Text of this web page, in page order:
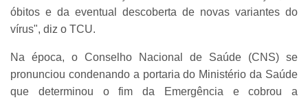
óbitos e da eventual descoberta de novas variantes do
vírus", diz o TCU.
Na época, o Conselho Nacional de Saúde (CNS) se
pronunciou condenando a portaria do Ministério da Saúde
que determinou o fim da Emergência e cobrou a